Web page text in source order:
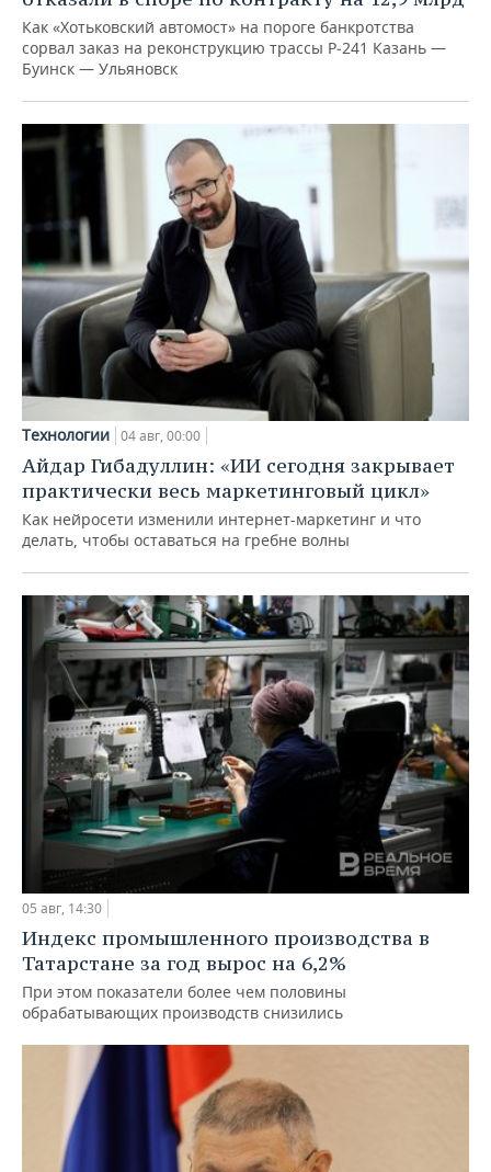
Как «Хотьковский автомост» на пороге банкротства
сорвал заказ на реконструкцию трассы Р‑241 Казань —
Буинск — Ульяновск
Технологии 04 авг, 00:00
Айдар Гибадуллин: «ИИ сегодня закрывает
практически весь маркетинговый цикл»
Как нейросети изменили интернет-маркетинг и что
делать, чтобы оставаться на гребне волны
05 авг, 14:30
Индекс промышленного производства в
Татарстане за год вырос на 6,2%
При этом показатели более чем половины
обрабатывающих производств снизились